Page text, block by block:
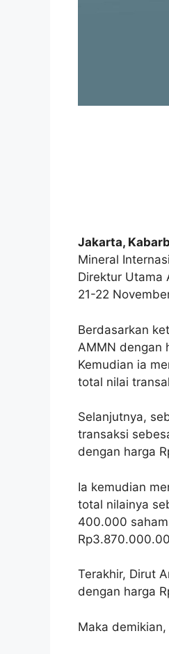
Jakarta,
Mineral
Direktur Utama
21-22
Berdasarkan
AMMN dengan
Kemudian ia
total nilai
Selanjutnya,
transaksi
dengan harga
Ia kemudian
total nilainya
400.000
Terakhir, Dirut
dengan harga
Maka